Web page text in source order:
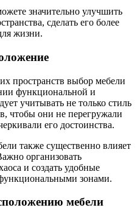
значительно улучшить
сделать его более
жизни.
пространств выбор мебели
функциональной и
учитывать не только стиль
чтобы они не перегружали
его достоинства.
также существенно влияет
организовать
и создать удобные
зонами.
мебели